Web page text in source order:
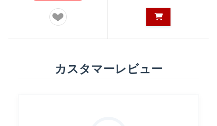
カスタマーレビュー